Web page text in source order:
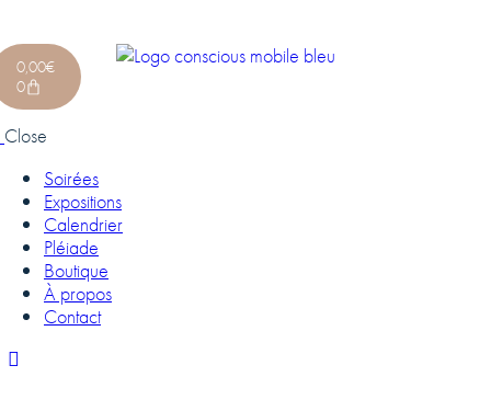
0,00€
0
Close
Soirées
Expositions
Calendrier
Pléiade
Boutique
À propos
Contact